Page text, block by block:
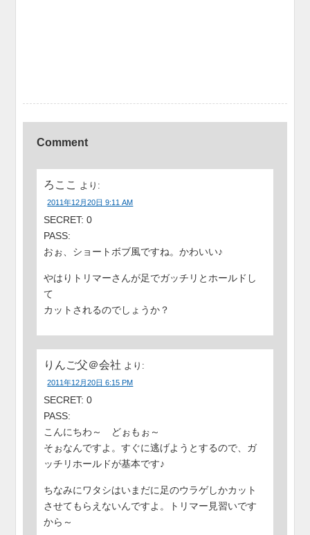
Comment
ろここ より:
2011年12月20日 9:11 AM
SECRET: 0
PASS:
おぉ、ショートボブ風ですね。かわいい♪
やはりトリマーさんが足でガッチリとホールドし
て
カットされるのでしょうか？
りんご父＠会社 より:
2011年12月20日 6:15 PM
SECRET: 0
PASS:
こんにちわ～ どぉもぉ～
そぉなんですよ。すぐに逃げようとするので、ガ
ッチリホールドが基本です♪
ちなみにワタシはいまだに足のウラゲしかカット
させてもらえないんですよ。トリマー見習いです
から～